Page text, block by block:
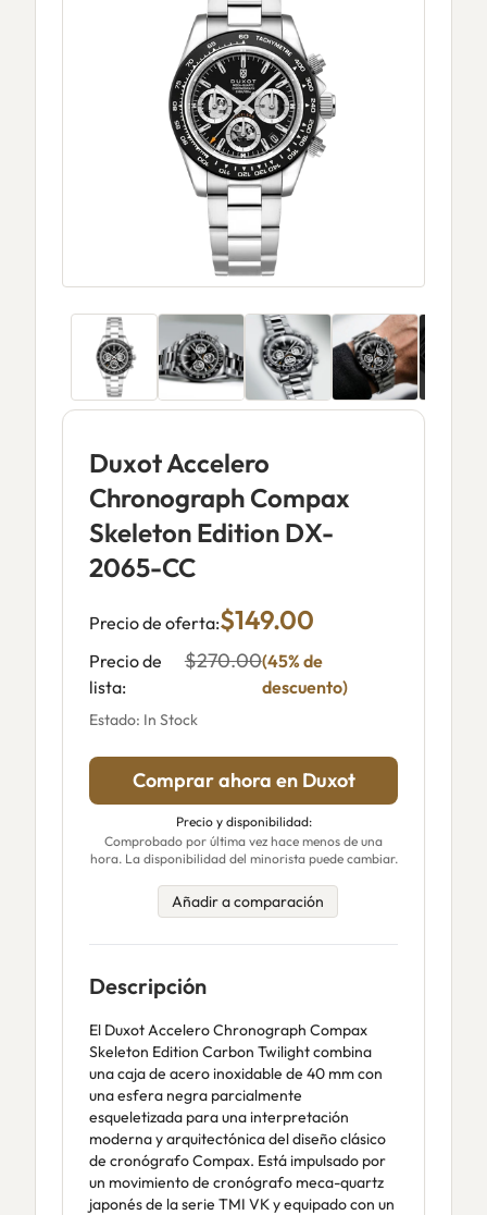
Duxot Accelero
Chronograph Compax
Skeleton Edition DX-
2065-CC
Precio de oferta:$149.00
Precio de
lista:
$270.00(45% de
descuento)
Estado: In Stock
Comprar ahora en Duxot
Precio y disponibilidad:
Comprobado por última vez hace menos de una
hora. La disponibilidad del minorista puede cambiar.
Añadir a comparación
Descripción
El Duxot Accelero Chronograph Compax
Skeleton Edition Carbon Twilight combina
una caja de acero inoxidable de 40 mm con
una esfera negra parcialmente
esqueletizada para una interpretación
moderna y arquitectónica del diseño clásico
de cronógrafo Compax. Está impulsado por
un movimiento de cronógrafo meca-quartz
japonés de la serie TMI VK y equipado con un